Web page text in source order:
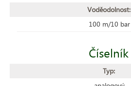
Voděodolnost:
100 m/10 bar
Číselník
Typ: